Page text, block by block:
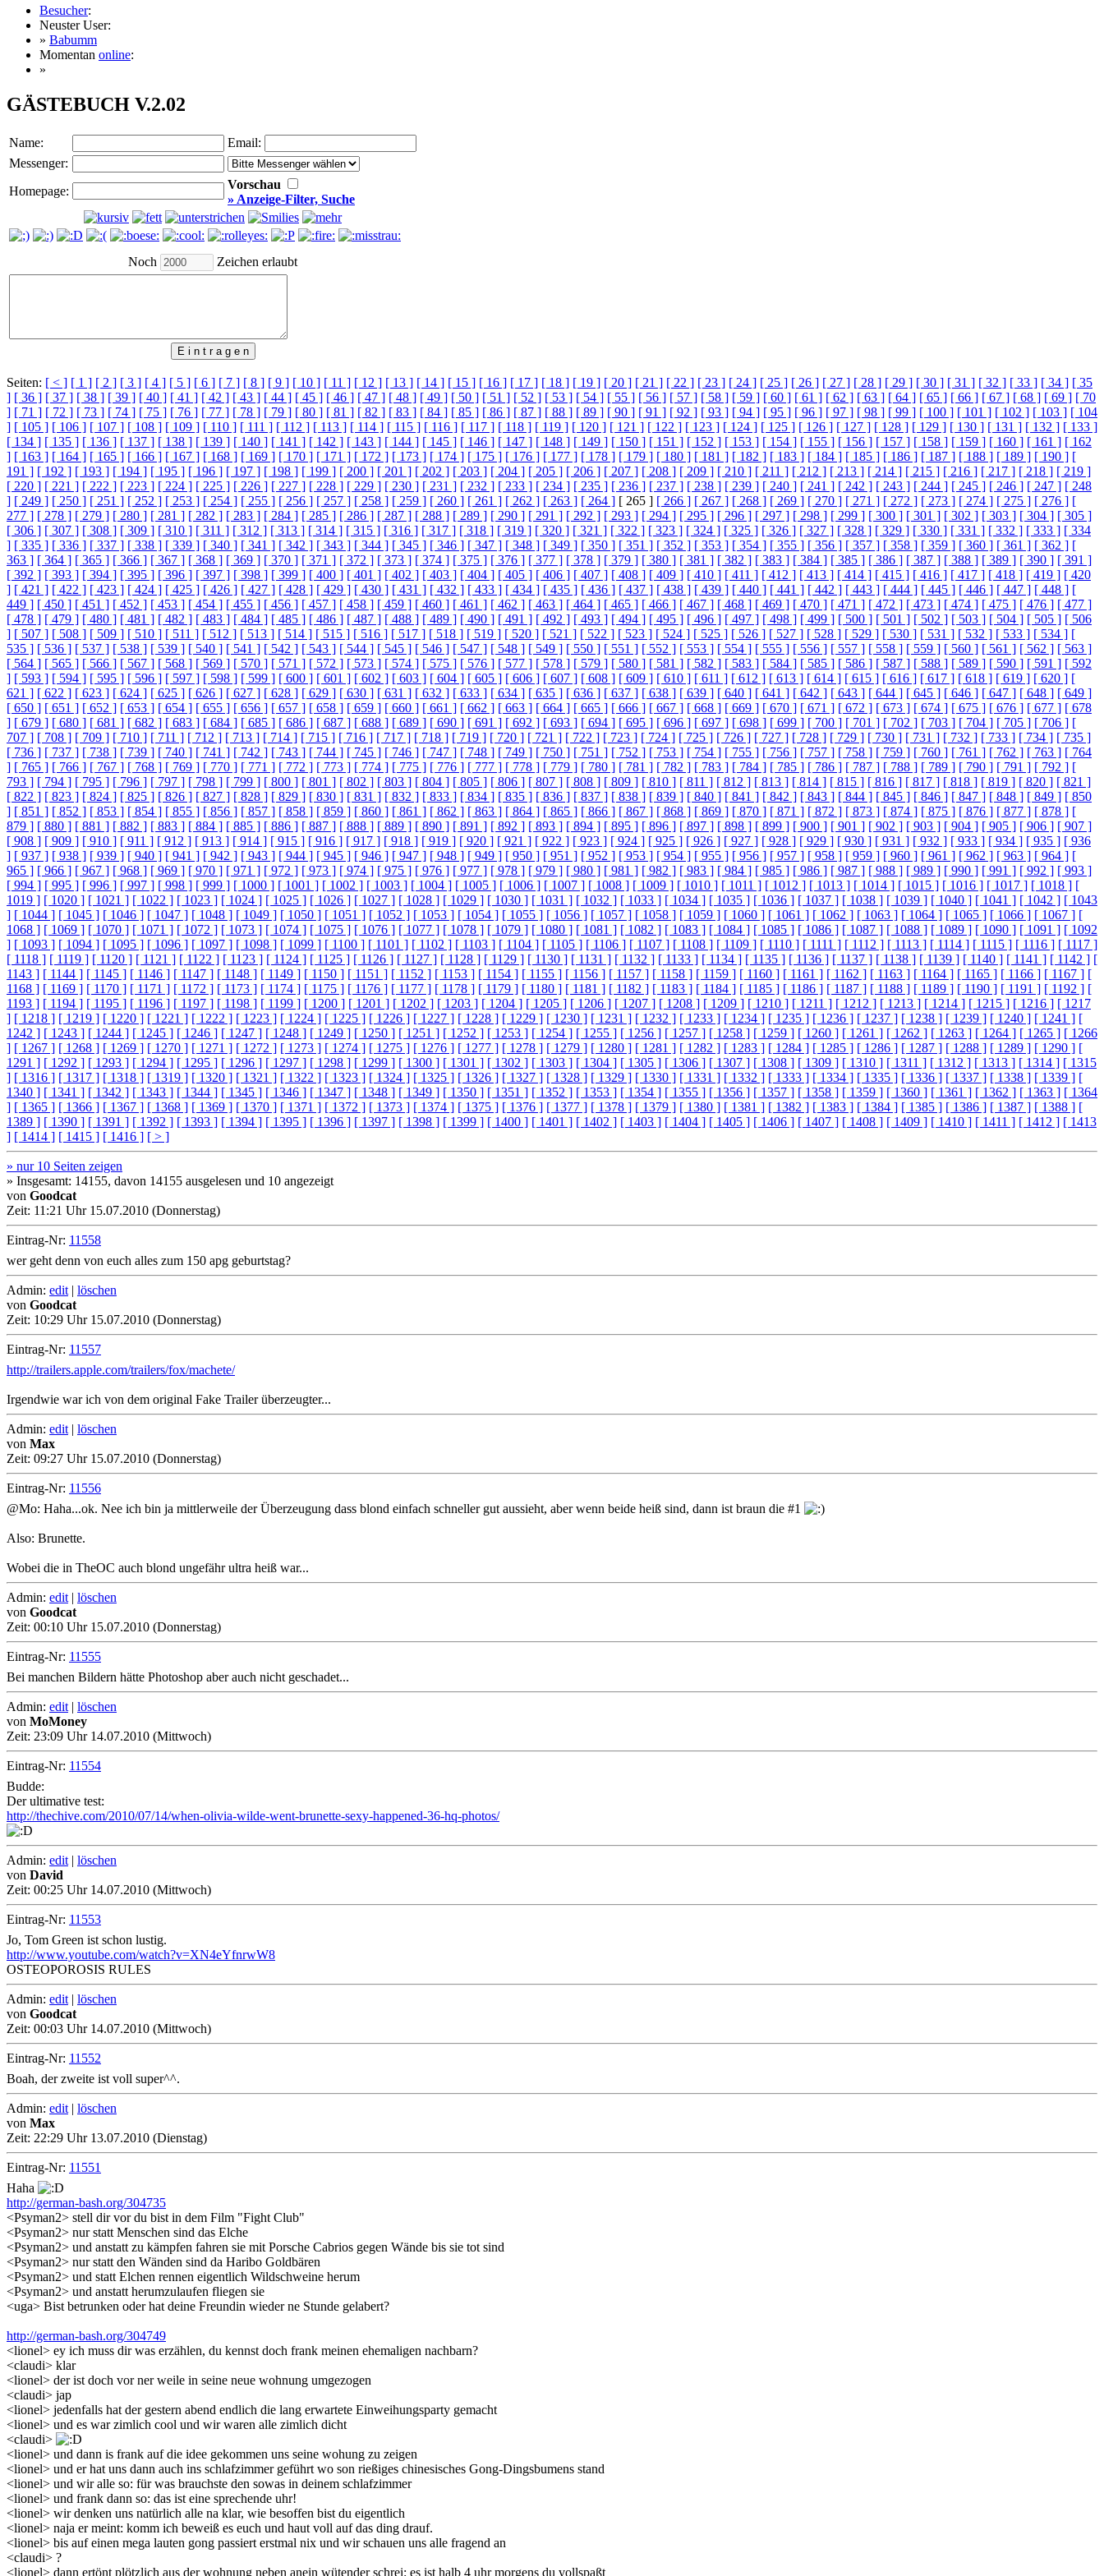
Besucher:
Neuster User:
» Babumm
Momentan online:
»
GÄSTEBUCH V.2.02
Name:
Email:
Messenger:
Homepage:
Vorschau
» Anzeige-Filter, Suche
Noch Zeichen erlaubt
Seiten: [ < ] [ 1 ] [ 2 ] [ 3 ] [ 4 ] [ 5 ] [ 6 ] [ 7 ] [ 8 ] [ 9 ] [ 10 ] [ 11 ] [ 12 ] [ 13 ] [ 14 ] [ 15 ] [ 16 ] [ 17 ] [ 18 ] [ 19 ] [ 20 ] [ 21 ] [ 22 ] [ 23 ] [ 24 ] [ 25 ] [ 26 ] [ 27 ] [ 28 ] [ 29 ] [ 30 ] [ 31 ] [ 32 ] [ 33 ] [ 34 ] [ 35
] [ 36 ] [ 37 ] [ 38 ] [ 39 ] [ 40 ] [ 41 ] [ 42 ] [ 43 ] [ 44 ] [ 45 ] [ 46 ] [ 47 ] [ 48 ] [ 49 ] [ 50 ] [ 51 ] [ 52 ] [ 53 ] [ 54 ] [ 55 ] [ 56 ] [ 57 ] [ 58 ] [ 59 ] [ 60 ] [ 61 ] [ 62 ] [ 63 ] [ 64 ] [ 65 ] [ 66 ] [ 67 ] [ 68 ] [ 69 ] [ 70
] [ 71 ] [ 72 ] [ 73 ] [ 74 ] [ 75 ] [ 76 ] [ 77 ] [ 78 ] [ 79 ] [ 80 ] [ 81 ] [ 82 ] [ 83 ] [ 84 ] [ 85 ] [ 86 ] [ 87 ] [ 88 ] [ 89 ] [ 90 ] [ 91 ] [ 92 ] [ 93 ] [ 94 ] [ 95 ] [ 96 ] [ 97 ] [ 98 ] [ 99 ] [ 100 ] [ 101 ] [ 102 ] [ 103 ] [ 104
] [ 105 ] [ 106 ] [ 107 ] [ 108 ] [ 109 ] [ 110 ] [ 111 ] [ 112 ] [ 113 ] [ 114 ] [ 115 ] [ 116 ] [ 117 ] [ 118 ] [ 119 ] [ 120 ] [ 121 ] [ 122 ] [ 123 ] [ 124 ] [ 125 ] [ 126 ] [ 127 ] [ 128 ] [ 129 ] [ 130 ] [ 131 ] [ 132 ] [ 133 ]
[ 134 ] [ 135 ] [ 136 ] [ 137 ] [ 138 ] [ 139 ] [ 140 ] [ 141 ] [ 142 ] [ 143 ] [ 144 ] [ 145 ] [ 146 ] [ 147 ] [ 148 ] [ 149 ] [ 150 ] [ 151 ] [ 152 ] [ 153 ] [ 154 ] [ 155 ] [ 156 ] [ 157 ] [ 158 ] [ 159 ] [ 160 ] [ 161 ] [ 162
] [ 163 ] [ 164 ] [ 165 ] [ 166 ] [ 167 ] [ 168 ] [ 169 ] [ 170 ] [ 171 ] [ 172 ] [ 173 ] [ 174 ] [ 175 ] [ 176 ] [ 177 ] [ 178 ] [ 179 ] [ 180 ] [ 181 ] [ 182 ] [ 183 ] [ 184 ] [ 185 ] [ 186 ] [ 187 ] [ 188 ] [ 189 ] [ 190 ] [
191 ] [ 192 ] [ 193 ] [ 194 ] [ 195 ] [ 196 ] [ 197 ] [ 198 ] [ 199 ] [ 200 ] [ 201 ] [ 202 ] [ 203 ] [ 204 ] [ 205 ] [ 206 ] [ 207 ] [ 208 ] [ 209 ] [ 210 ] [ 211 ] [ 212 ] [ 213 ] [ 214 ] [ 215 ] [ 216 ] [ 217 ] [ 218 ] [ 219 ]
[ 220 ] [ 221 ] [ 222 ] [ 223 ] [ 224 ] [ 225 ] [ 226 ] [ 227 ] [ 228 ] [ 229 ] [ 230 ] [ 231 ] [ 232 ] [ 233 ] [ 234 ] [ 235 ] [ 236 ] [ 237 ] [ 238 ] [ 239 ] [ 240 ] [ 241 ] [ 242 ] [ 243 ] [ 244 ] [ 245 ] [ 246 ] [ 247 ] [ 248
] [ 249 ] [ 250 ] [ 251 ] [ 252 ] [ 253 ] [ 254 ] [ 255 ] [ 256 ] [ 257 ] [ 258 ] [ 259 ] [ 260 ] [ 261 ] [ 262 ] [ 263 ] [ 264 ] [ 265 ] [ 266 ] [ 267 ] [ 268 ] [ 269 ] [ 270 ] [ 271 ] [ 272 ] [ 273 ] [ 274 ] [ 275 ] [ 276 ] [
277 ] [ 278 ] [ 279 ] [ 280 ] [ 281 ] [ 282 ] [ 283 ] [ 284 ] [ 285 ] [ 286 ] [ 287 ] [ 288 ] [ 289 ] [ 290 ] [ 291 ] [ 292 ] [ 293 ] [ 294 ] [ 295 ] [ 296 ] [ 297 ] [ 298 ] [ 299 ] [ 300 ] [ 301 ] [ 302 ] [ 303 ] [ 304 ] [ 305 ]
[ 306 ] [ 307 ] [ 308 ] [ 309 ] [ 310 ] [ 311 ] [ 312 ] [ 313 ] [ 314 ] [ 315 ] [ 316 ] [ 317 ] [ 318 ] [ 319 ] [ 320 ] [ 321 ] [ 322 ] [ 323 ] [ 324 ] [ 325 ] [ 326 ] [ 327 ] [ 328 ] [ 329 ] [ 330 ] [ 331 ] [ 332 ] [ 333 ] [ 334
] [ 335 ] [ 336 ] [ 337 ] [ 338 ] [ 339 ] [ 340 ] [ 341 ] [ 342 ] [ 343 ] [ 344 ] [ 345 ] [ 346 ] [ 347 ] [ 348 ] [ 349 ] [ 350 ] [ 351 ] [ 352 ] [ 353 ] [ 354 ] [ 355 ] [ 356 ] [ 357 ] [ 358 ] [ 359 ] [ 360 ] [ 361 ] [ 362 ] [
363 ] [ 364 ] [ 365 ] [ 366 ] [ 367 ] [ 368 ] [ 369 ] [ 370 ] [ 371 ] [ 372 ] [ 373 ] [ 374 ] [ 375 ] [ 376 ] [ 377 ] [ 378 ] [ 379 ] [ 380 ] [ 381 ] [ 382 ] [ 383 ] [ 384 ] [ 385 ] [ 386 ] [ 387 ] [ 388 ] [ 389 ] [ 390 ] [ 391 ]
[ 392 ] [ 393 ] [ 394 ] [ 395 ] [ 396 ] [ 397 ] [ 398 ] [ 399 ] [ 400 ] [ 401 ] [ 402 ] [ 403 ] [ 404 ] [ 405 ] [ 406 ] [ 407 ] [ 408 ] [ 409 ] [ 410 ] [ 411 ] [ 412 ] [ 413 ] [ 414 ] [ 415 ] [ 416 ] [ 417 ] [ 418 ] [ 419 ] [ 420
] [ 421 ] [ 422 ] [ 423 ] [ 424 ] [ 425 ] [ 426 ] [ 427 ] [ 428 ] [ 429 ] [ 430 ] [ 431 ] [ 432 ] [ 433 ] [ 434 ] [ 435 ] [ 436 ] [ 437 ] [ 438 ] [ 439 ] [ 440 ] [ 441 ] [ 442 ] [ 443 ] [ 444 ] [ 445 ] [ 446 ] [ 447 ] [ 448 ] [
449 ] [ 450 ] [ 451 ] [ 452 ] [ 453 ] [ 454 ] [ 455 ] [ 456 ] [ 457 ] [ 458 ] [ 459 ] [ 460 ] [ 461 ] [ 462 ] [ 463 ] [ 464 ] [ 465 ] [ 466 ] [ 467 ] [ 468 ] [ 469 ] [ 470 ] [ 471 ] [ 472 ] [ 473 ] [ 474 ] [ 475 ] [ 476 ] [ 477 ]
[ 478 ] [ 479 ] [ 480 ] [ 481 ] [ 482 ] [ 483 ] [ 484 ] [ 485 ] [ 486 ] [ 487 ] [ 488 ] [ 489 ] [ 490 ] [ 491 ] [ 492 ] [ 493 ] [ 494 ] [ 495 ] [ 496 ] [ 497 ] [ 498 ] [ 499 ] [ 500 ] [ 501 ] [ 502 ] [ 503 ] [ 504 ] [ 505 ] [ 506
] [ 507 ] [ 508 ] [ 509 ] [ 510 ] [ 511 ] [ 512 ] [ 513 ] [ 514 ] [ 515 ] [ 516 ] [ 517 ] [ 518 ] [ 519 ] [ 520 ] [ 521 ] [ 522 ] [ 523 ] [ 524 ] [ 525 ] [ 526 ] [ 527 ] [ 528 ] [ 529 ] [ 530 ] [ 531 ] [ 532 ] [ 533 ] [ 534 ] [
535 ] [ 536 ] [ 537 ] [ 538 ] [ 539 ] [ 540 ] [ 541 ] [ 542 ] [ 543 ] [ 544 ] [ 545 ] [ 546 ] [ 547 ] [ 548 ] [ 549 ] [ 550 ] [ 551 ] [ 552 ] [ 553 ] [ 554 ] [ 555 ] [ 556 ] [ 557 ] [ 558 ] [ 559 ] [ 560 ] [ 561 ] [ 562 ] [ 563 ]
[ 564 ] [ 565 ] [ 566 ] [ 567 ] [ 568 ] [ 569 ] [ 570 ] [ 571 ] [ 572 ] [ 573 ] [ 574 ] [ 575 ] [ 576 ] [ 577 ] [ 578 ] [ 579 ] [ 580 ] [ 581 ] [ 582 ] [ 583 ] [ 584 ] [ 585 ] [ 586 ] [ 587 ] [ 588 ] [ 589 ] [ 590 ] [ 591 ] [ 592
] [ 593 ] [ 594 ] [ 595 ] [ 596 ] [ 597 ] [ 598 ] [ 599 ] [ 600 ] [ 601 ] [ 602 ] [ 603 ] [ 604 ] [ 605 ] [ 606 ] [ 607 ] [ 608 ] [ 609 ] [ 610 ] [ 611 ] [ 612 ] [ 613 ] [ 614 ] [ 615 ] [ 616 ] [ 617 ] [ 618 ] [ 619 ] [ 620 ] [
621 ] [ 622 ] [ 623 ] [ 624 ] [ 625 ] [ 626 ] [ 627 ] [ 628 ] [ 629 ] [ 630 ] [ 631 ] [ 632 ] [ 633 ] [ 634 ] [ 635 ] [ 636 ] [ 637 ] [ 638 ] [ 639 ] [ 640 ] [ 641 ] [ 642 ] [ 643 ] [ 644 ] [ 645 ] [ 646 ] [ 647 ] [ 648 ] [ 649 ]
[ 650 ] [ 651 ] [ 652 ] [ 653 ] [ 654 ] [ 655 ] [ 656 ] [ 657 ] [ 658 ] [ 659 ] [ 660 ] [ 661 ] [ 662 ] [ 663 ] [ 664 ] [ 665 ] [ 666 ] [ 667 ] [ 668 ] [ 669 ] [ 670 ] [ 671 ] [ 672 ] [ 673 ] [ 674 ] [ 675 ] [ 676 ] [ 677 ] [ 678
] [ 679 ] [ 680 ] [ 681 ] [ 682 ] [ 683 ] [ 684 ] [ 685 ] [ 686 ] [ 687 ] [ 688 ] [ 689 ] [ 690 ] [ 691 ] [ 692 ] [ 693 ] [ 694 ] [ 695 ] [ 696 ] [ 697 ] [ 698 ] [ 699 ] [ 700 ] [ 701 ] [ 702 ] [ 703 ] [ 704 ] [ 705 ] [ 706 ] [
707 ] [ 708 ] [ 709 ] [ 710 ] [ 711 ] [ 712 ] [ 713 ] [ 714 ] [ 715 ] [ 716 ] [ 717 ] [ 718 ] [ 719 ] [ 720 ] [ 721 ] [ 722 ] [ 723 ] [ 724 ] [ 725 ] [ 726 ] [ 727 ] [ 728 ] [ 729 ] [ 730 ] [ 731 ] [ 732 ] [ 733 ] [ 734 ] [ 735 ]
[ 736 ] [ 737 ] [ 738 ] [ 739 ] [ 740 ] [ 741 ] [ 742 ] [ 743 ] [ 744 ] [ 745 ] [ 746 ] [ 747 ] [ 748 ] [ 749 ] [ 750 ] [ 751 ] [ 752 ] [ 753 ] [ 754 ] [ 755 ] [ 756 ] [ 757 ] [ 758 ] [ 759 ] [ 760 ] [ 761 ] [ 762 ] [ 763 ] [ 764
] [ 765 ] [ 766 ] [ 767 ] [ 768 ] [ 769 ] [ 770 ] [ 771 ] [ 772 ] [ 773 ] [ 774 ] [ 775 ] [ 776 ] [ 777 ] [ 778 ] [ 779 ] [ 780 ] [ 781 ] [ 782 ] [ 783 ] [ 784 ] [ 785 ] [ 786 ] [ 787 ] [ 788 ] [ 789 ] [ 790 ] [ 791 ] [ 792 ] [
793 ] [ 794 ] [ 795 ] [ 796 ] [ 797 ] [ 798 ] [ 799 ] [ 800 ] [ 801 ] [ 802 ] [ 803 ] [ 804 ] [ 805 ] [ 806 ] [ 807 ] [ 808 ] [ 809 ] [ 810 ] [ 811 ] [ 812 ] [ 813 ] [ 814 ] [ 815 ] [ 816 ] [ 817 ] [ 818 ] [ 819 ] [ 820 ] [ 821 ]
[ 822 ] [ 823 ] [ 824 ] [ 825 ] [ 826 ] [ 827 ] [ 828 ] [ 829 ] [ 830 ] [ 831 ] [ 832 ] [ 833 ] [ 834 ] [ 835 ] [ 836 ] [ 837 ] [ 838 ] [ 839 ] [ 840 ] [ 841 ] [ 842 ] [ 843 ] [ 844 ] [ 845 ] [ 846 ] [ 847 ] [ 848 ] [ 849 ] [ 850
] [ 851 ] [ 852 ] [ 853 ] [ 854 ] [ 855 ] [ 856 ] [ 857 ] [ 858 ] [ 859 ] [ 860 ] [ 861 ] [ 862 ] [ 863 ] [ 864 ] [ 865 ] [ 866 ] [ 867 ] [ 868 ] [ 869 ] [ 870 ] [ 871 ] [ 872 ] [ 873 ] [ 874 ] [ 875 ] [ 876 ] [ 877 ] [ 878 ] [
879 ] [ 880 ] [ 881 ] [ 882 ] [ 883 ] [ 884 ] [ 885 ] [ 886 ] [ 887 ] [ 888 ] [ 889 ] [ 890 ] [ 891 ] [ 892 ] [ 893 ] [ 894 ] [ 895 ] [ 896 ] [ 897 ] [ 898 ] [ 899 ] [ 900 ] [ 901 ] [ 902 ] [ 903 ] [ 904 ] [ 905 ] [ 906 ] [ 907 ]
[ 908 ] [ 909 ] [ 910 ] [ 911 ] [ 912 ] [ 913 ] [ 914 ] [ 915 ] [ 916 ] [ 917 ] [ 918 ] [ 919 ] [ 920 ] [ 921 ] [ 922 ] [ 923 ] [ 924 ] [ 925 ] [ 926 ] [ 927 ] [ 928 ] [ 929 ] [ 930 ] [ 931 ] [ 932 ] [ 933 ] [ 934 ] [ 935 ] [ 936
] [ 937 ] [ 938 ] [ 939 ] [ 940 ] [ 941 ] [ 942 ] [ 943 ] [ 944 ] [ 945 ] [ 946 ] [ 947 ] [ 948 ] [ 949 ] [ 950 ] [ 951 ] [ 952 ] [ 953 ] [ 954 ] [ 955 ] [ 956 ] [ 957 ] [ 958 ] [ 959 ] [ 960 ] [ 961 ] [ 962 ] [ 963 ] [ 964 ] [
965 ] [ 966 ] [ 967 ] [ 968 ] [ 969 ] [ 970 ] [ 971 ] [ 972 ] [ 973 ] [ 974 ] [ 975 ] [ 976 ] [ 977 ] [ 978 ] [ 979 ] [ 980 ] [ 981 ] [ 982 ] [ 983 ] [ 984 ] [ 985 ] [ 986 ] [ 987 ] [ 988 ] [ 989 ] [ 990 ] [ 991 ] [ 992 ] [ 993 ]
[ 994 ] [ 995 ] [ 996 ] [ 997 ] [ 998 ] [ 999 ] [ 1000 ] [ 1001 ] [ 1002 ] [ 1003 ] [ 1004 ] [ 1005 ] [ 1006 ] [ 1007 ] [ 1008 ] [ 1009 ] [ 1010 ] [ 1011 ] [ 1012 ] [ 1013 ] [ 1014 ] [ 1015 ] [ 1016 ] [ 1017 ] [ 1018 ] [
1019 ] [ 1020 ] [ 1021 ] [ 1022 ] [ 1023 ] [ 1024 ] [ 1025 ] [ 1026 ] [ 1027 ] [ 1028 ] [ 1029 ] [ 1030 ] [ 1031 ] [ 1032 ] [ 1033 ] [ 1034 ] [ 1035 ] [ 1036 ] [ 1037 ] [ 1038 ] [ 1039 ] [ 1040 ] [ 1041 ] [ 1042 ] [ 1043
] [ 1044 ] [ 1045 ] [ 1046 ] [ 1047 ] [ 1048 ] [ 1049 ] [ 1050 ] [ 1051 ] [ 1052 ] [ 1053 ] [ 1054 ] [ 1055 ] [ 1056 ] [ 1057 ] [ 1058 ] [ 1059 ] [ 1060 ] [ 1061 ] [ 1062 ] [ 1063 ] [ 1064 ] [ 1065 ] [ 1066 ] [ 1067 ] [
1068 ] [ 1069 ] [ 1070 ] [ 1071 ] [ 1072 ] [ 1073 ] [ 1074 ] [ 1075 ] [ 1076 ] [ 1077 ] [ 1078 ] [ 1079 ] [ 1080 ] [ 1081 ] [ 1082 ] [ 1083 ] [ 1084 ] [ 1085 ] [ 1086 ] [ 1087 ] [ 1088 ] [ 1089 ] [ 1090 ] [ 1091 ] [ 1092
] [ 1093 ] [ 1094 ] [ 1095 ] [ 1096 ] [ 1097 ] [ 1098 ] [ 1099 ] [ 1100 ] [ 1101 ] [ 1102 ] [ 1103 ] [ 1104 ] [ 1105 ] [ 1106 ] [ 1107 ] [ 1108 ] [ 1109 ] [ 1110 ] [ 1111 ] [ 1112 ] [ 1113 ] [ 1114 ] [ 1115 ] [ 1116 ] [ 1117 ]
[ 1118 ] [ 1119 ] [ 1120 ] [ 1121 ] [ 1122 ] [ 1123 ] [ 1124 ] [ 1125 ] [ 1126 ] [ 1127 ] [ 1128 ] [ 1129 ] [ 1130 ] [ 1131 ] [ 1132 ] [ 1133 ] [ 1134 ] [ 1135 ] [ 1136 ] [ 1137 ] [ 1138 ] [ 1139 ] [ 1140 ] [ 1141 ] [ 1142 ] [
1143 ] [ 1144 ] [ 1145 ] [ 1146 ] [ 1147 ] [ 1148 ] [ 1149 ] [ 1150 ] [ 1151 ] [ 1152 ] [ 1153 ] [ 1154 ] [ 1155 ] [ 1156 ] [ 1157 ] [ 1158 ] [ 1159 ] [ 1160 ] [ 1161 ] [ 1162 ] [ 1163 ] [ 1164 ] [ 1165 ] [ 1166 ] [ 1167 ] [
1168 ] [ 1169 ] [ 1170 ] [ 1171 ] [ 1172 ] [ 1173 ] [ 1174 ] [ 1175 ] [ 1176 ] [ 1177 ] [ 1178 ] [ 1179 ] [ 1180 ] [ 1181 ] [ 1182 ] [ 1183 ] [ 1184 ] [ 1185 ] [ 1186 ] [ 1187 ] [ 1188 ] [ 1189 ] [ 1190 ] [ 1191 ] [ 1192 ] [
1193 ] [ 1194 ] [ 1195 ] [ 1196 ] [ 1197 ] [ 1198 ] [ 1199 ] [ 1200 ] [ 1201 ] [ 1202 ] [ 1203 ] [ 1204 ] [ 1205 ] [ 1206 ] [ 1207 ] [ 1208 ] [ 1209 ] [ 1210 ] [ 1211 ] [ 1212 ] [ 1213 ] [ 1214 ] [ 1215 ] [ 1216 ] [ 1217
] [ 1218 ] [ 1219 ] [ 1220 ] [ 1221 ] [ 1222 ] [ 1223 ] [ 1224 ] [ 1225 ] [ 1226 ] [ 1227 ] [ 1228 ] [ 1229 ] [ 1230 ] [ 1231 ] [ 1232 ] [ 1233 ] [ 1234 ] [ 1235 ] [ 1236 ] [ 1237 ] [ 1238 ] [ 1239 ] [ 1240 ] [ 1241 ] [
1242 ] [ 1243 ] [ 1244 ] [ 1245 ] [ 1246 ] [ 1247 ] [ 1248 ] [ 1249 ] [ 1250 ] [ 1251 ] [ 1252 ] [ 1253 ] [ 1254 ] [ 1255 ] [ 1256 ] [ 1257 ] [ 1258 ] [ 1259 ] [ 1260 ] [ 1261 ] [ 1262 ] [ 1263 ] [ 1264 ] [ 1265 ] [ 1266
] [ 1267 ] [ 1268 ] [ 1269 ] [ 1270 ] [ 1271 ] [ 1272 ] [ 1273 ] [ 1274 ] [ 1275 ] [ 1276 ] [ 1277 ] [ 1278 ] [ 1279 ] [ 1280 ] [ 1281 ] [ 1282 ] [ 1283 ] [ 1284 ] [ 1285 ] [ 1286 ] [ 1287 ] [ 1288 ] [ 1289 ] [ 1290 ] [
1291 ] [ 1292 ] [ 1293 ] [ 1294 ] [ 1295 ] [ 1296 ] [ 1297 ] [ 1298 ] [ 1299 ] [ 1300 ] [ 1301 ] [ 1302 ] [ 1303 ] [ 1304 ] [ 1305 ] [ 1306 ] [ 1307 ] [ 1308 ] [ 1309 ] [ 1310 ] [ 1311 ] [ 1312 ] [ 1313 ] [ 1314 ] [ 1315
] [ 1316 ] [ 1317 ] [ 1318 ] [ 1319 ] [ 1320 ] [ 1321 ] [ 1322 ] [ 1323 ] [ 1324 ] [ 1325 ] [ 1326 ] [ 1327 ] [ 1328 ] [ 1329 ] [ 1330 ] [ 1331 ] [ 1332 ] [ 1333 ] [ 1334 ] [ 1335 ] [ 1336 ] [ 1337 ] [ 1338 ] [ 1339 ] [
1340 ] [ 1341 ] [ 1342 ] [ 1343 ] [ 1344 ] [ 1345 ] [ 1346 ] [ 1347 ] [ 1348 ] [ 1349 ] [ 1350 ] [ 1351 ] [ 1352 ] [ 1353 ] [ 1354 ] [ 1355 ] [ 1356 ] [ 1357 ] [ 1358 ] [ 1359 ] [ 1360 ] [ 1361 ] [ 1362 ] [ 1363 ] [ 1364
] [ 1365 ] [ 1366 ] [ 1367 ] [ 1368 ] [ 1369 ] [ 1370 ] [ 1371 ] [ 1372 ] [ 1373 ] [ 1374 ] [ 1375 ] [ 1376 ] [ 1377 ] [ 1378 ] [ 1379 ] [ 1380 ] [ 1381 ] [ 1382 ] [ 1383 ] [ 1384 ] [ 1385 ] [ 1386 ] [ 1387 ] [ 1388 ] [
1389 ] [ 1390 ] [ 1391 ] [ 1392 ] [ 1393 ] [ 1394 ] [ 1395 ] [ 1396 ] [ 1397 ] [ 1398 ] [ 1399 ] [ 1400 ] [ 1401 ] [ 1402 ] [ 1403 ] [ 1404 ] [ 1405 ] [ 1406 ] [ 1407 ] [ 1408 ] [ 1409 ] [ 1410 ] [ 1411 ] [ 1412 ] [ 1413
] [ 1414 ] [ 1415 ] [ 1416 ] [ > ]
» nur 10 Seiten zeigen
» Insgesamt: 14155, davon 14155 ausgelesen und 10 angezeigt
von Goodcat
Zeit: 11:21 Uhr 15.07.2010 (Donnerstag)
Eintrag-Nr: 11558
wer geht denn von euch alles zum 150 apg geburtstag?
Admin: edit | löschen
von Goodcat
Zeit: 10:29 Uhr 15.07.2010 (Donnerstag)
Eintrag-Nr: 11557
http://trailers.apple.com/trailers/fox/machete/
Irgendwie war ich von dem original Fake Trailer überzeugter...
Admin: edit | löschen
von Max
Zeit: 09:27 Uhr 15.07.2010 (Donnerstag)
Eintrag-Nr: 11556
@Mo: Haha...ok. Nee ich bin ja mittlerweile der Überzeugung dass blond einfach schneller gut aussieht, aber wenn beide heiß sind, dann ist braun die #1
Also: Brunette.
Wobei die in TheOC auch blond ungefähr ultra heiß war...
Admin: edit | löschen
von Goodcat
Zeit: 00:10 Uhr 15.07.2010 (Donnerstag)
Eintrag-Nr: 11555
Bei manchen Bildern hätte Photoshop aber auch nicht geschadet...
Admin: edit | löschen
von MoMoney
Zeit: 23:09 Uhr 14.07.2010 (Mittwoch)
Eintrag-Nr: 11554
Budde:
Der ultimative test:
http://thechive.com/2010/07/14/when-olivia-wilde-went-brunette-sexy-happened-36-hq-photos/
Admin: edit | löschen
von David
Zeit: 00:25 Uhr 14.07.2010 (Mittwoch)
Eintrag-Nr: 11553
Jo, Tom Green ist schon lustig.
http://www.youtube.com/watch?v=XN4eYfnrwW8
OSTEOPOROSIS RULES
Admin: edit | löschen
von Goodcat
Zeit: 00:03 Uhr 14.07.2010 (Mittwoch)
Eintrag-Nr: 11552
Boah, der zweite ist voll super^^.
Admin: edit | löschen
von Max
Zeit: 22:29 Uhr 13.07.2010 (Dienstag)
Eintrag-Nr: 11551
Haha
http://german-bash.org/304735
<Psyman2> stell dir vor du bist in dem Film "Fight Club"
<Psyman2> nur statt Menschen sind das Elche
<Psyman2> und anstatt zu kämpfen fahren sie mit Porsche Cabrios gegen Wände bis sie tot sind
<Psyman2> nur statt den Wänden sind da Haribo Goldbären
<Psyman2> und statt Elchen rennen eigentlich Wildschweine herum
<Psyman2> und anstatt herumzulaufen fliegen sie
<uga> Bist betrunken oder hat deine Freundin wieder ne Stunde gelabert?
http://german-bash.org/304749
<lionel> ey ich muss dir was erzählen, du kennst doch frank meinen ehemaligen nachbarn?
<claudi> klar
<lionel> der ist doch vor ner weile in seine neue wohnung umgezogen
<claudi> jap
<lionel> jedenfalls hat der gestern abend endlich die lang erwartete Einweihungsparty gemacht
<lionel> und es war zimlich cool und wir waren alle zimlich dicht
<claudi>
<lionel> und dann is frank auf die idee gekommen uns seine wohung zu zeigen
<lionel> und er hat uns dann auch ins schlafzimmer geführt wo son rießiges chinesisches Gong-Dingsbumens stand
<lionel> und wir alle so: für was brauchste den sowas in deinem schlafzimmer
<lionel> und frank dann so: das ist eine sprechende uhr!
<lionel> wir denken uns natürlich alle na klar, wie besoffen bist du eigentlich
<lionel> naja er meint: komm ich beweiß es euch und haut voll auf das ding drauf.
<lionel> bis auf einen mega lauten gong passiert erstmal nix und wir schauen uns alle fragend an
<claudi> ?
<lionel> dann ertönt plötzlich aus der wohnung neben anein wütender schrei: es ist halb 4 uhr morgens du vollspaßt